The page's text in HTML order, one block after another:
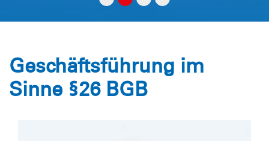
Geschäftsführung im
Sinne §26 BGB